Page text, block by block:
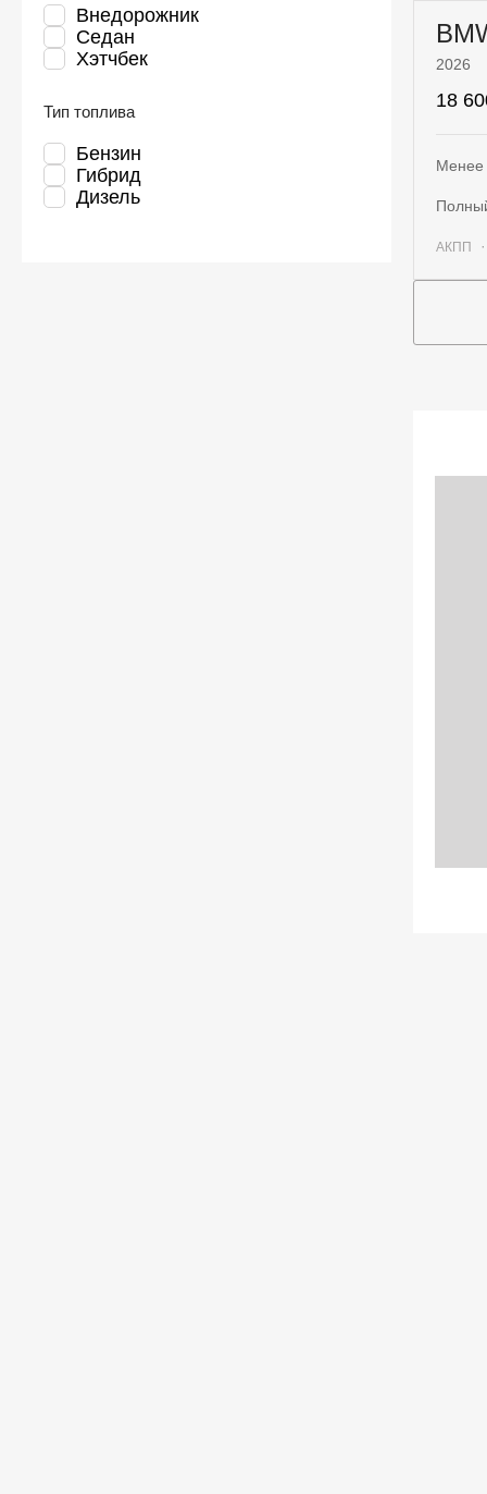
Внедорожник
Седан
Хэтчбек
Тип топлива
Бензин
Гибрид
Дизель
2026
18
Менее
АКПП